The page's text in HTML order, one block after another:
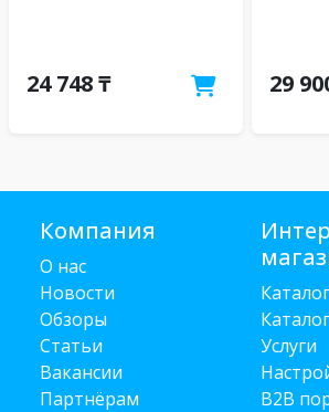
24 748 ₸ 29
Компания
О нас
Новости
Обзоры
Статьи
Вакансии
Партнёрам
Услуги
B2B